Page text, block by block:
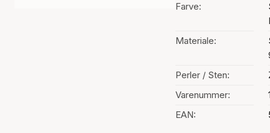
Farve:
Materiale:
Perler / Sten:
Varenummer:
EAN: